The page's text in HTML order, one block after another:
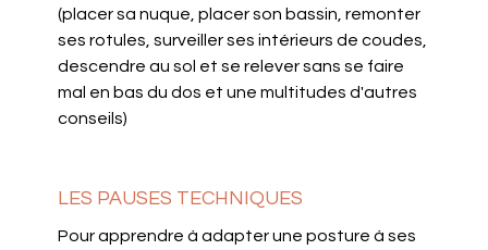
(placer sa nuque, placer son bassin, remonter
ses rotules, surveiller ses intérieurs de coudes,
descendre au sol et se relever sans se faire
mal en bas du dos et une multitudes d'autres
conseils)
LES PAUSES TECHNIQUES
Pour apprendre à adapter une posture à ses